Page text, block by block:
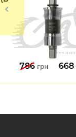
786 грн 668